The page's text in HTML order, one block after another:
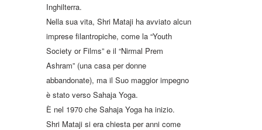
Inghilterra.
Nella sua vita, Shri Mataji ha avviato alcun
imprese filantropiche, come la “Youth
Society or Films” e il “Nirmal Prem
Ashram” (una casa per donne
abbandonate), ma il Suo maggior impegno
è stato verso Sahaja Yoga.
È nel 1970 che Sahaja Yoga ha inizio.
Shri Mataji si era chiesta per anni come